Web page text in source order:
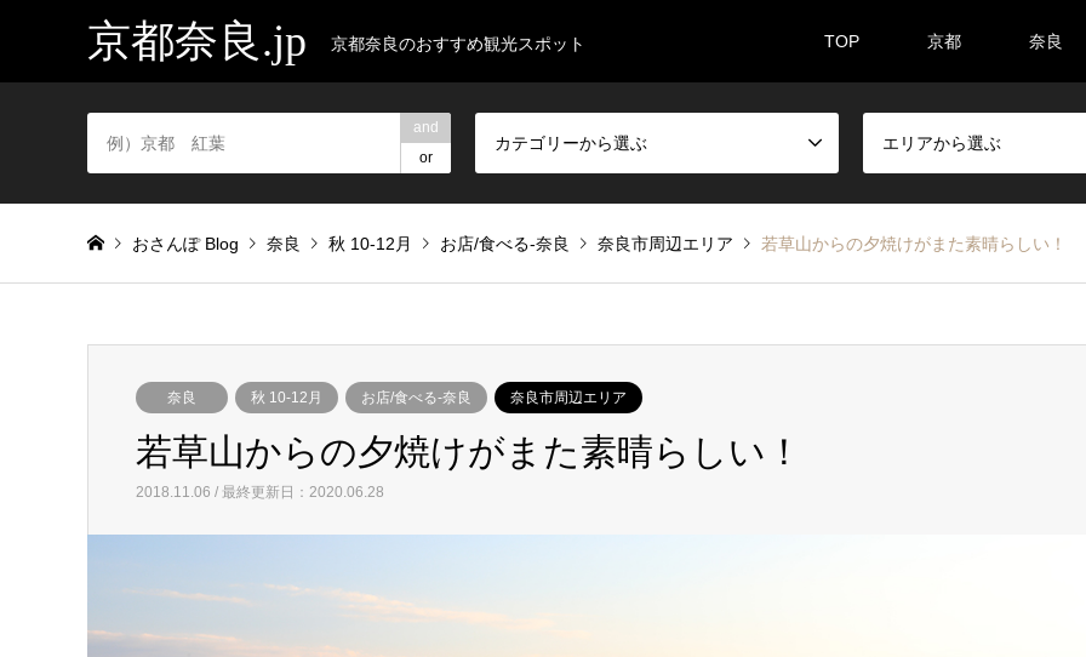
京都奈良.jp 京都奈良のおすすめ観光スポット TOP 京都 奈良
and
or
カテゴリーから選ぶ エリアから選ぶ
おさんぽ Blog 奈良 秋 10-12月 お店/食べる-奈良 奈良市周辺エリア 若草山からの夕焼けがまた素晴らしい！
奈良 秋 10-12月 お店/食べる-奈良 奈良市周辺エリア
若草山からの夕焼けがまた素晴らしい！
2018.11.06 / 最終更新日：2020.06.28